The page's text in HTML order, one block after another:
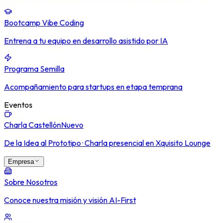
Bootcamp Vibe Coding
Entrena a tu equipo en desarrollo asistido por IA
Programa Semilla
Acompañamiento para startups en etapa temprana
Eventos
Charla CastellónNuevo
De la Idea al Prototipo · Charla presencial en Xquisito Lounge
Empresa
Sobre Nosotros
Conoce nuestra misión y visión AI-First